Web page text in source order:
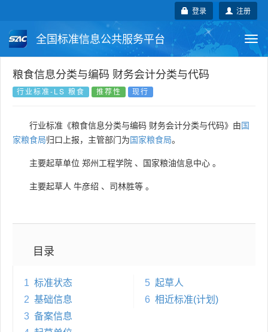
注册
登录
全国标准信息公共服务平台
国家标准 行业标准 地方标准
国外标准 技术委员会
粮食信息分类与编码 财务会计分类与代码
行业标准-LS 粮食 推荐性 现行
行业标准《粮食信息分类与编码 财务会计分类与代码》由国
家粮食局归口上报，主管部门为国家粮食局。
主要起草单位 郑州工程学院 、 国家粮油信息中心 。
主要起草人 牛彦绍 、 司林胜等 。
目录
1 标准状态
2 基础信息
3 备案信息
5 起草人
6 相近标准(计划)